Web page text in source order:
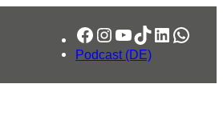
Facebook
Instagram
YouTube
TikTok
LinkedIn
Podcast (DE)